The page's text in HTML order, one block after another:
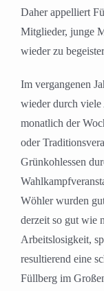
Daher appelliert
Mitglieder, junge
wieder zu
Im vergangenen
wieder durch
monatlich der
oder
Grünkohlessen
Wöhler wurden
derzeit so gut wie
Arbeitslosigkeit,
resultierend eine
Füllberg im